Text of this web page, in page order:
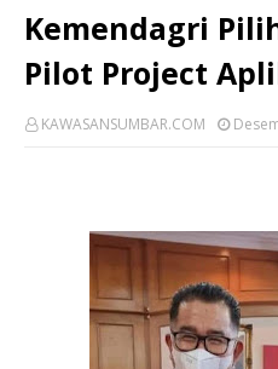
Kemendagri
Pilot Project
KAWASANSUMBAR.COM